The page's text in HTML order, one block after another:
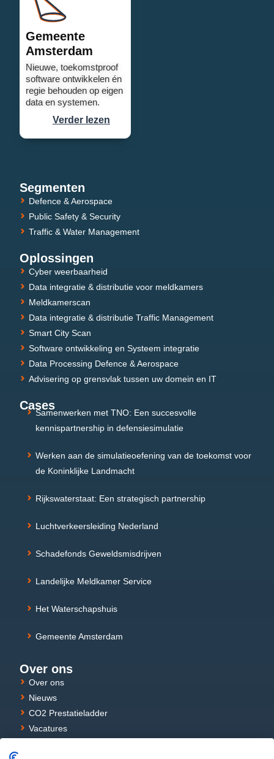
Gemeente
Amsterdam
Nieuwe, toekomstproof
software ontwikkelen én
regie behouden op eigen
data en systemen.
Verder lezen
Segmenten
Defence & Aerospace
Public Safety & Security
Traffic & Water Management
Oplossingen
Cyber weerbaarheid
Data integratie & distributie voor meldkamers
Meldkamerscan
Data integratie & distributie Traffic Management
Smart City Scan
Software ontwikkeling en Systeem integratie
Data Processing Defence & Aerospace
Advisering op grensvlak tussen uw domein en IT
Cases
Samenwerken met TNO: Een succesvolle
kennispartnership in defensiesimulatie
Werken aan de simulatieoefening van de toekomst voor
de Koninklijke Landmacht
Rijkswaterstaat: Een strategisch partnership
Luchtverkeersleiding Nederland
Schadefonds Geweldsmisdrijven
Landelijke Meldkamer Service
Het Waterschapshuis
Gemeente Amsterdam
Over ons
Over ons
Nieuws
CO2 Prestatieladder
Vacatures